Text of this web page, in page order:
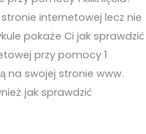
internetowej lecz nie
pokaże Ci jak sprawdzić
przy pomocy 1
na swojej stronie www.
jak sprawdzić